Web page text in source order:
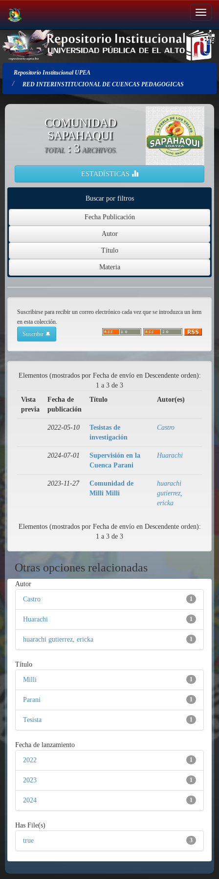
Salir
de
la
navegación
Repositorio Institucional UPEA
RED INTERINSTITUCIONAL DE CUENCAS PEDAGOGICAS
COMUNIDAD
SAPAHAQUI
TOTAL : 3ARCHIVOS.
ESTADÍSTICAS
Buscar por filtros
Suscribirse para recibir un correo electrónico cada vez que se introduzca un ítem
en esta colección.
Elementos (mostrados por Fecha de envío en Descendente orden):
1 a 3 de 3
Vista
previa
Fecha de
publicación
Título Autor(es)
2022-05-10
Tesistas de
investigación
Castro
2024-07-01
Supervisión en la
Cuenca Parani
Huarachi
2023-11-27
Comunidad de
Milli Milli
huarachi
gutierrez,
ericka
Elementos (mostrados por Fecha de envío en Descendente orden):
1 a 3 de 3
Otras opciones relacionadas
Autor
1
Castro
1
Huarachi
1
huarachi gutierrez, ericka
Título
1
Milli
1
Parani
1
Tesista
Fecha de lanzamiento
1
2022
1
2023
1
2024
Has File(s)
3
true